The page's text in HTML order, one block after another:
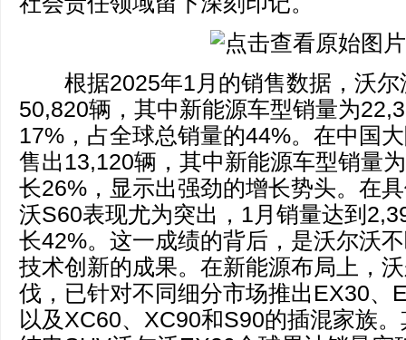
根据2025年1月的销售数据，沃尔
50,820辆，其中新能源车型销量为
17%，占全球总销量的44%。在中国
售出13,120辆，其中新能源车型销量
长26%，显示出强劲的增长势头。在
沃S60表现尤为突出，1月销量达到
长42%。这一成绩的背后，是沃尔沃
技术创新的成果。在新能源布局上，
伐，已针对不同细分市场推出EX30、
以及XC60、XC90和S90的插混家族